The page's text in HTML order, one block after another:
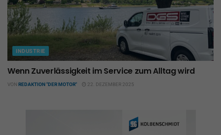
INDUSTRIE
Wenn Zuverlässigkeit im Service zum Alltag wird
VON REDAKTION "DER MOTOR" 22. DEZEMBER 2025